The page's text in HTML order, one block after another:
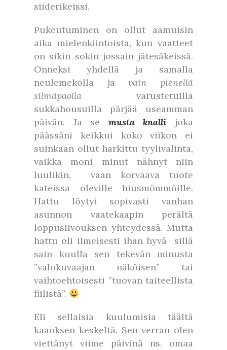
siiderikeissi.
Pukeutuminen on ollut aamuisin
aika mielenkiintoista, kun vaatteet
on sikin sokin jossain jätesäkeissä.
Onneksi yhdellä ja samalla
neulemekolla javain pienellä
silmäpaolla varustetuilla
sukkahousuilla pärjää useamman
päivän. Ja se musta knalli joka
päässäni keikkui koko viikon ei
suinkaan ollut harkittu tyylivalinta,
vaikka moni minut nähnyt niin
luulikin, vaan korvaava tuote
kateissa oleville hiusmömmöille.
Hattu löytyi sopivasti vanhan
asunnon vaatekaapin perältä
loppusiivouksen yhteydessä. Mutta
hattu oli ilmeisesti ihan hyvä sillä
sain kuulla sen tekevän minusta
”valokuvaajan näköisen” tai
vaihtoehtoisesti ”tuovan taiteellista
fiilistä”.
Eli sellaisia kuulumisia täältä
kaaoksen keskeltä. Sen verran olen
viettänyt viime päivinä ns. omaa